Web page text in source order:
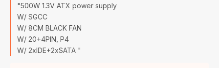
"500W 1.3V ATX power supply
W/ SGCC
W/ 8CM BLACK FAN
W/ 20+4PIN, P4
W/ 2xIDE+2xSATA "